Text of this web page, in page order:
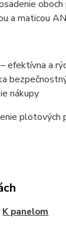
a maticou
efektívna a
nákupy
plotových
K panelom